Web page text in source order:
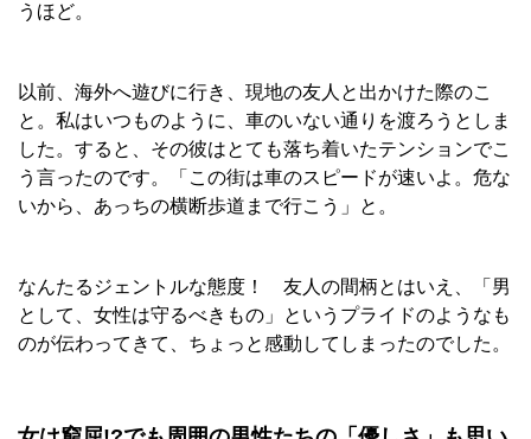
うほど。
以前、海外へ遊びに行き、現地の友人と出かけた際のこ
と。私はいつものように、車のいない通りを渡ろうとしま
した。すると、その彼はとても落ち着いたテンションでこ
う言ったのです。「この街は車のスピードが速いよ。危な
いから、あっちの横断歩道まで行こう」と。
なんたるジェントルな態度！ 友人の間柄とはいえ、「男
として、女性は守るべきもの」というプライドのようなも
のが伝わってきて、ちょっと感動してしまったのでした。